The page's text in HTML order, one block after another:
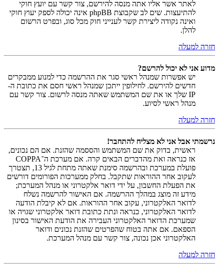
לאתר אשר אליו אתה מנסה להירשם, צור קשר עם יועץ חוקי
להתיעצות. שים לב שקבוצת phpBB אינה יכולה לספק יעוץ חוקי
ואינה נקודה ליצירת קשר לענייני חוק מכל סוג, ובפרט הרשום
להלן.
חזרה למעלה
מדוע אני לא יכול להרשם?
יש אפשרות שמנהל ראשי סגר את ההרשמה כדי למנוע ממבקרים
חדשים להירשם. לחילופין ייתכן שמנהל ראשי חסם את כתובת ה-
IP שלך או את שם המשתמש שאתה מנסה לרשום. צור קשר עם
מנהל ראשי לסיוע.
חזרה למעלה
נרשמתי אבל אני לא מצליח להתחבר!
ראשית, בדוק את שם המשתמש והססמה שהזנת. אם הם נכונים,
אז כנראה ואת מהדברים הבאים קרה. אם מערכת ה־COPPA
פועלת במערכת ובהרשמה סימנת שאתה מתחת לגיל 13, תצטרך
לעקוב אחר ההוראות שתקבל. בחלק ממערכות הפורומים דורשים
את הפעלת החשבון, על ידי דואר אלקטרוני או מנהל המערכת;
מידע זה מוצג במהלך ההרשמה. אם האישור להרשמה נשלח
לדואר האלקטרוני, עקוב אחר ההוראות. אם לא קיבלת הודעה
לדואר האלקטרוני, כנראה ונתת כתובת דואר אלקטרוני שגויה או
שמערכת הדואר האלקטרוני העבירה את הודעת האישור בסינון
הספאם. אם אתה בטוח שהפרטים שהזנת נכונים ודואר
האלקטרוני אכן נכונה, צור קשר עם מנהל המערכת.
חזרה למעלה